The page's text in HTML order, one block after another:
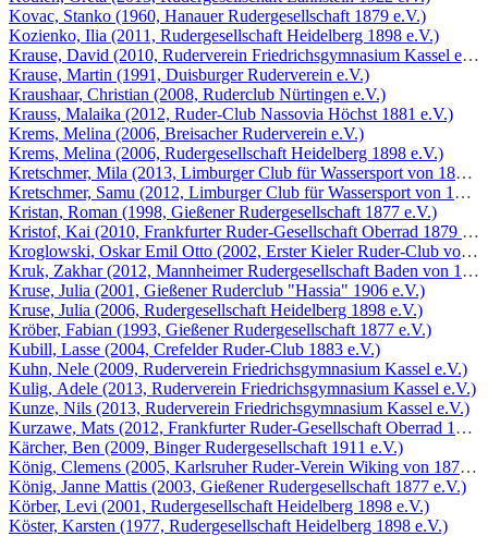
Kovac, Stanko (1960, Hanauer Rudergesellschaft 1879 e.V.)
Kozienko, Ilia (2011, Rudergesellschaft Heidelberg 1898 e.V.)
Krause, David (2010, Ruderverein Friedrichsgymnasium Kassel e.V.)
Krause, Martin (1991, Duisburger Ruderverein e.V.)
Kraushaar, Christian (2008, Ruderclub Nürtingen e.V.)
Krauss, Malaika (2012, Ruder-Club Nassovia Höchst 1881 e.V.)
Krems, Melina (2006, Breisacher Ruderverein e.V.)
Krems, Melina (2006, Rudergesellschaft Heidelberg 1898 e.V.)
Kretschmer, Mila (2013, Limburger Club für Wassersport von 1895/
Kretschmer, Samu (2012, Limburger Club für Wassersport von
Kristan, Roman (1998, Gießener Rudergesellschaft 1877 e.V.)
Kristof, Kai (2010, Frankfurter Ruder-Gesellschaft Oberrad 1879
Kroglowski, Oskar Emil Otto (2002, Erster Kieler Ruder-Club von
Kruk, Zakhar (2012, Mannheimer Rudergesellschaft Baden von
Kruse, Julia (2001, Gießener Ruderclub "Hassia" 1906 e.V.)
Kruse, Julia (2006, Rudergesellschaft Heidelberg 1898 e.V.)
Kröber, Fabian (1993, Gießener Rudergesellschaft 1877 e.V.)
Kubill, Lasse (2004, Crefelder Ruder-Club 1883 e.V.)
Kuhn, Nele (2009, Ruderverein Friedrichsgymnasium Kassel e.V.)
Kulig, Adele (2013, Ruderverein Friedrichsgymnasium Kassel e.V.)
Kunze, Nils (2013, Ruderverein Friedrichsgymnasium Kassel e.V.)
Kurzawe, Mats (2012, Frankfurter Ruder-Gesellschaft Oberrad 1879
Kärcher, Ben (2009, Binger Rudergesellschaft 1911 e.V.)
König, Clemens (2005, Karlsruher Ruder-Verein Wiking von 1879
König, Janne Mattis (2003, Gießener Rudergesellschaft 1877 e.V.)
Körber, Levi (2001, Rudergesellschaft Heidelberg 1898 e.V.)
Köster, Karsten (1977, Rudergesellschaft Heidelberg 1898 e.V.)